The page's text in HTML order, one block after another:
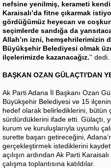
nefsine yenilmiş, kerameti
Karaisalı’da fitne çıkarmak
gördüğümüz heyecan ve
seçimlerde sandığa da
Allah’ın izni, hemşehrilerimizin
Büyükşehir Belediyesi olmak
ilçelerimizde kazanacağız.'' dedi.
BAŞKAN OZAN GÜLAÇTI'DAN
Ak Parti Adana İl Başkanı Ozan
Büyükşehir Belediyesi ve 15
hedef olarak belirlediklerini, bütün
sürdürdüklerini ifade etti. Gülaçtı,
kurum ve kuruluşlarıyla uyumlu
surette başarı getireceğini,
gerçekleştirmek istediklerini
açılışın ardından Ak Parti
çalışma toplantısına katıldılar.